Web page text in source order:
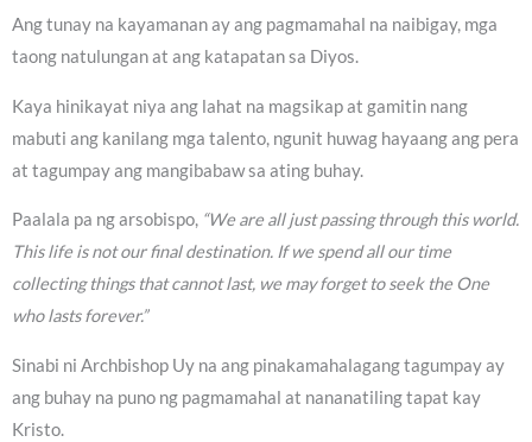
Ang tunay na kayamanan ay ang pagmamahal na naibigay, mga
taong natulungan at ang katapatan sa Diyos.
Kaya hinikayat niya ang lahat na magsikap at gamitin nang
mabuti ang kanilang mga talento, ngunit huwag hayaang ang pera
at tagumpay ang mangibabaw sa ating buhay.
Paalala pa ng arsobispo, “We are all just passing through this world.
This life is not our final destination. If we spend all our time
collecting things that cannot last, we may forget to seek the One
who lasts forever.”
Sinabi ni Archbishop Uy na ang pinakamahalagang tagumpay ay
ang buhay na puno ng pagmamahal at nananatiling tapat kay
Kristo.